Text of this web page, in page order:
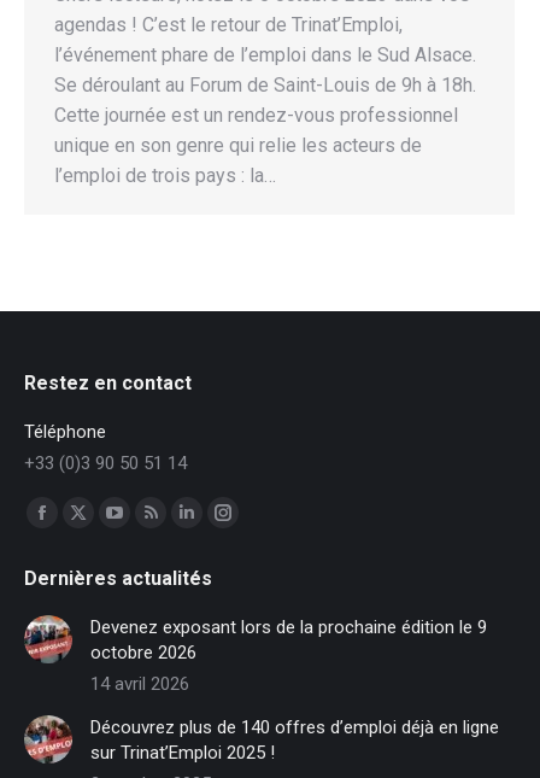
agendas ! C’est le retour de Trinat’Emploi,
l’événement phare de l’emploi dans le Sud Alsace.
Se déroulant au Forum de Saint-Louis de 9h à 18h.
Cette journée est un rendez-vous professionnel
unique en son genre qui relie les acteurs de
l’emploi de trois pays : la…
Restez en contact
Téléphone
+33 (0)3 90 50 51 14
Trouvez nous sur :
Facebook
opens
in
new
window
X
opens
new
window
opens
in
new
window
opens
in
new
window
LinkedIn
opens
in
new
window
Instagram
in
Dernières actualités
Devenez exposant lors de la prochaine édition le 9
octobre 2026
14 avril 2026
Découvrez plus de 140 offres d’emploi déjà en ligne
sur Trinat’Emploi 2025 !